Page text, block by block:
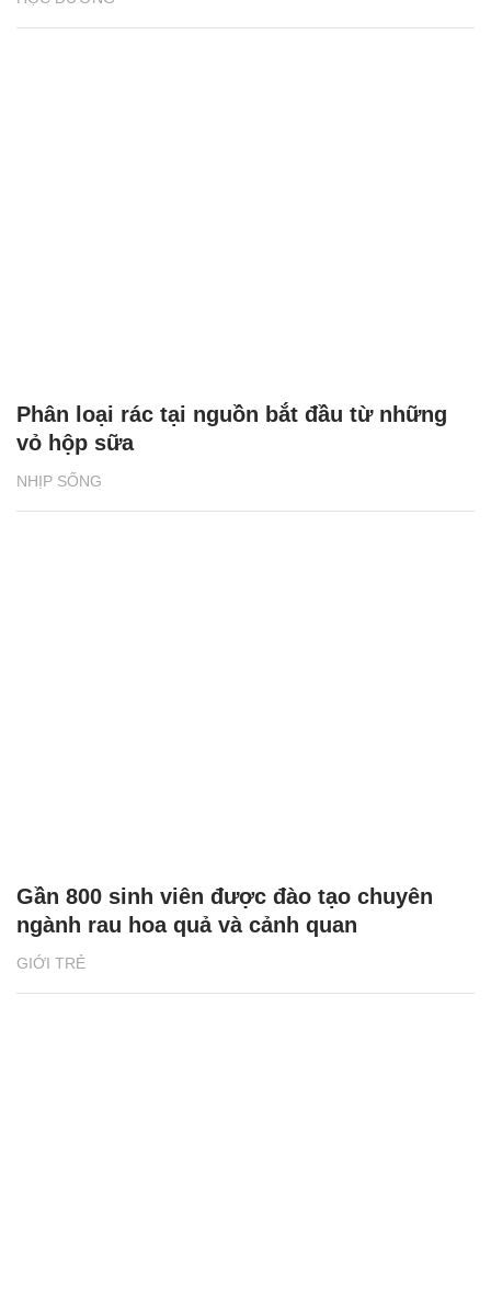
NHỊP SỐNG
Phân loại rác tại nguồn bắt đầu từ những
vỏ hộp sữa
GIỚI TRẺ
Gần 800 sinh viên được đào tạo chuyên
ngành rau hoa quả và cảnh quan